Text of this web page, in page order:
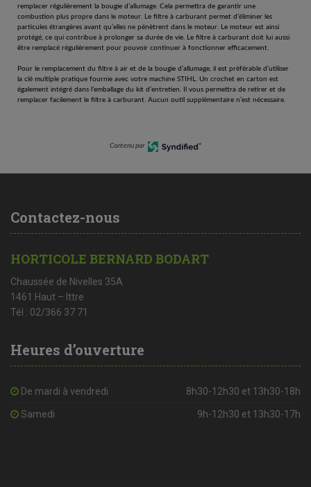
remplacer régulièrement la bougie d’allumage. Cela permettra de garantir une
combustion plus propre dans le moteur. Le filtre à carburant permet d’éliminer les
particules étrangères avant qu’elles ne pénètrent dans le moteur. Le moteur est ainsi
protégé, ce qui contribue à prolonger sa durée de vie. Le filtre à carburant doit lui aussi
être remplacé régulièrement pour pouvoir continuer à fonctionner efficacement.
Pour le remplacement du filtre à air et de la bougie d’allumage, il est préférable d’utiliser
la clé multiple pratique fournie avec votre machine STIHL. Un crochet en carton est
également intégré dans l’emballage du kit d’entretien. Il vous permettra de retirer et de
remplacer facilement le filtre à carburant. Aucun outil supplémentaire n’est nécessaire.
Contenu par
Contactez-nous
HORTICOLE BERNARD BODART
Chaussée de Nivelles 35A
1461 Haut – Ittre
Tél : 02/366 37 71
Heures d’ouverture
De mardi à vendredi 8h30-12h30 et 13h30-18h
Samedi 9h-12h30 et 13h30-17h